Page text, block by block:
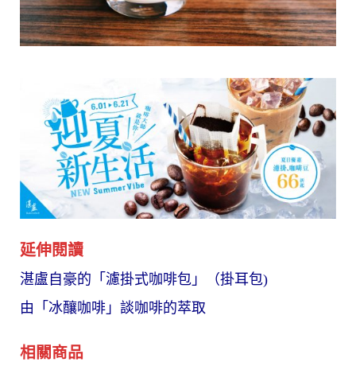
延伸閱讀
湛盧自豪的「濾掛式咖啡包」（掛耳包)
由「冰釀咖啡」談咖啡的萃取
相關商品